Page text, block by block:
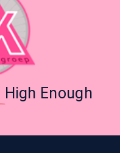
High Enough